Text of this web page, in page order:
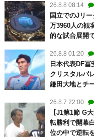
26.8.8 08:14
国立でのJリ
万3960人の観
的な試合展開
26.8.8 01:20
日本代表DF冨
クリスタルパ
鎌田大地とチ
26.8.7 22:00
【J1第1節 G
転勝利で開幕
位の中で逆転